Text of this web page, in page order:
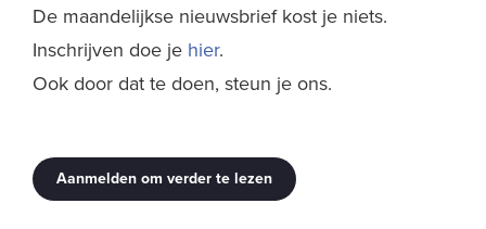
De maandelijkse nieuwsbrief kost je niets.
Inschrijven doe je hier.
Ook door dat te doen, steun je ons.
Aanmelden om verder te lezen